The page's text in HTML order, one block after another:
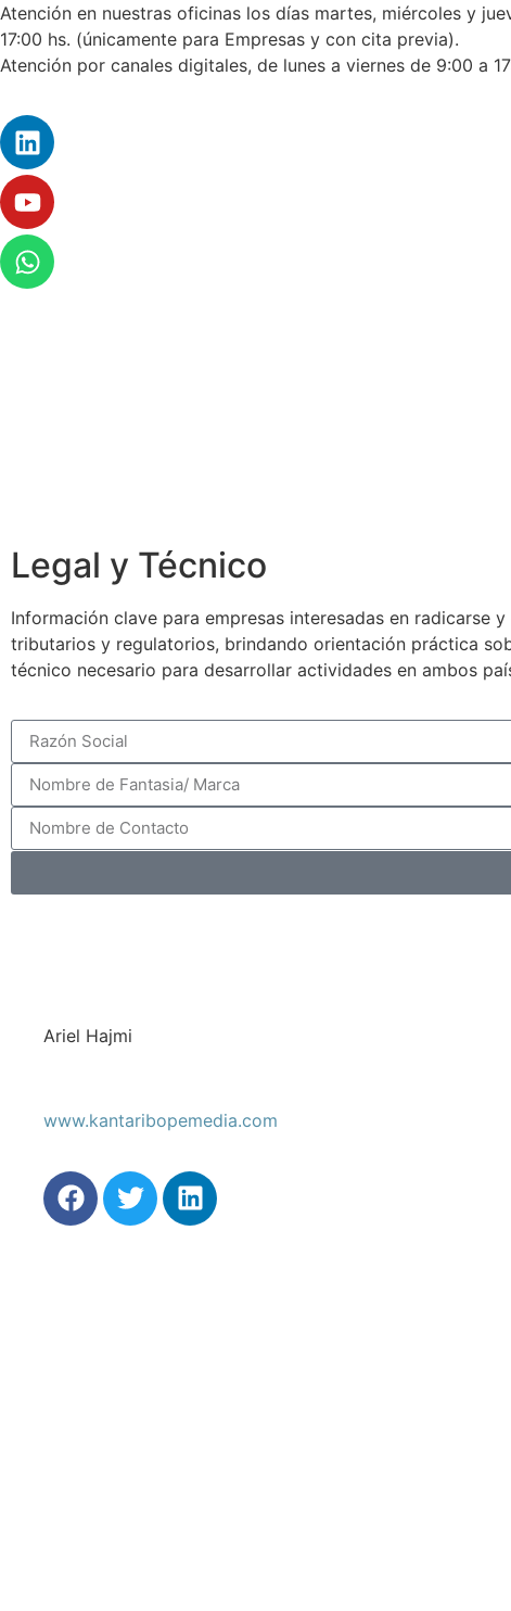
Atención en nuestras oficinas los días martes, miércoles y
17:00 hs. (únicamente para Empresas y con cita previa).
Atención por canales digitales, de lunes a viernes de 9:00 a
Legal y Técnico
Información clave para empresas interesadas en radicarse
tributarios y regulatorios, brindando orientación práctica
técnico necesario para desarrollar actividades en ambos
Ariel Hajmi
www.kantaribopemedia.com